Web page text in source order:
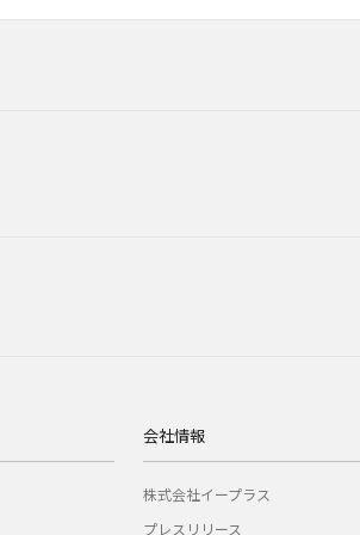
会社情報
株式会社イープラス
プレスリリース